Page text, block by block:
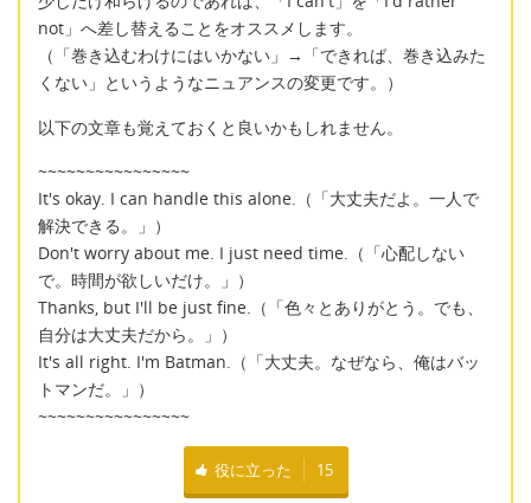
not」へ差し替えることをオススメします。
（「巻き込むわけにはいかない」→「できれば、巻き込みた
くない」というようなニュアンスの変更です。）
以下の文章も覚えておくと良いかもしれません。
~~~~~~~~~~~~~~~~
It's okay. I can handle this alone.（「大丈夫だよ。一人で
解決できる。」）
Don't worry about me. I just need time.（「心配しない
で。時間が欲しいだけ。」）
Thanks, but I'll be just fine.（「色々とありがとう。でも、
自分は大丈夫だから。」）
It's all right. I'm Batman.（「大丈夫。なぜなら、俺はバッ
トマンだ。」）
~~~~~~~~~~~~~~~~
役に立った 15